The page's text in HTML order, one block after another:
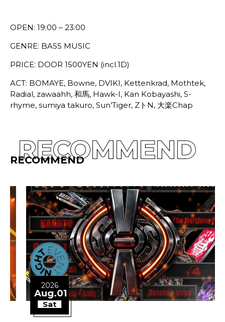
OPEN: 19:00 – 23:00
GENRE: BASS MUSIC
PRICE: DOOR 1500YEN (incl.1D)
ACT: BOMAYE, Bowne, DVIKI, Kettenkrad, Mothtek,
Radial, zawaahh, 和馬, Hawk-I, Kan Kobayashi, S-
rhyme, sumiya takuro, Sun’Tiger, ZトN, 大楽Chap
RECOMMEND
RECOMMEND
2026
Aug.01